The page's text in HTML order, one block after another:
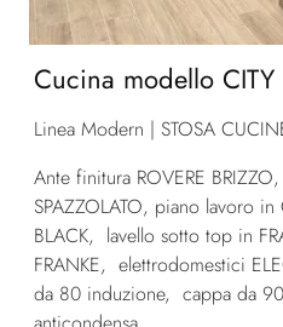
Cucina modello CITY
Linea Modern | STOSA
Ante finitura ROVERE
SPAZZOLATO, piano lavoro
BLACK, lavello sotto top in
FRANKE, elettrodomestici
da 80 induzione, cappa da